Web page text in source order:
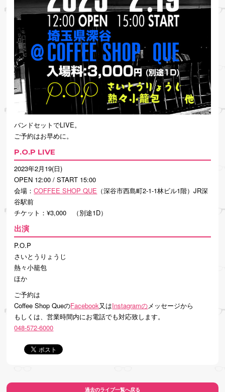
バンドセットでLIVE。
ご予約はお早めに。
P.O.P LIVE
2023年2月19(日)
OPEN 12:00 / START 15:00
会場：COFFEE SHOP QUE （深谷市西島町2-1-1林ビル1階）JR深
谷駅前
チケット：¥3,000 （別途1D）
出演
P.O.P
さいとうりょうじ
熱々小籠包
ほか
ご予約は
Coffee Shop QueのFacebook又はInstagramのメッセージから
もしくは、営業時間内にお電話でも対応致します。
048-572-6000
過去のライブ一覧へ戻る